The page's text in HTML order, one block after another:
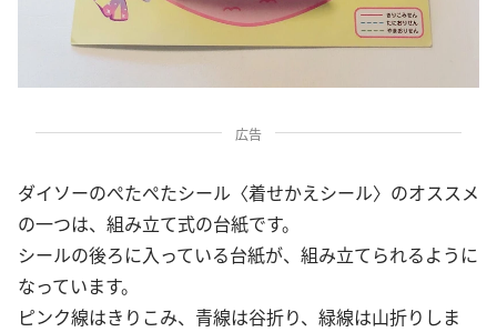
広告
ダイソーのぺたぺたシール〈着せかえシール〉のオススメ
の一つは、組み立て式の台紙です。
シールの後ろに入っている台紙が、組み立てられるように
なっています。
ピンク線はきりこみ、青線は谷折り、緑線は山折りしま